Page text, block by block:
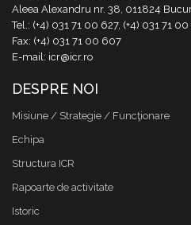
Aleea Alexandru nr. 38, 011824
Tel.: (+4) 031 71 00 627, (+4) 031 71
Fax: (+4) 031 71 00 607
E-mail: icr@icr.ro
DESPRE NOI
Misiune / Strategie / Funcţionare
Echipa
Structura ICR
Rapoarte de activitate
Istoric